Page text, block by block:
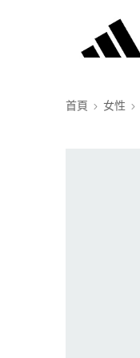
首頁 女性